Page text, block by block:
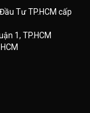
Tư TP.HCM cấp
1, TP.HCM